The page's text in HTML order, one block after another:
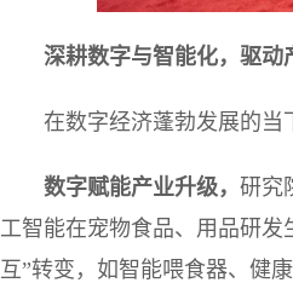
深耕数字与智能化，驱动
在数字经济蓬勃发展的
数字赋能产业升级， 研究
工智能在宠物食品、用品研发
互”转变，如智能喂食器、健